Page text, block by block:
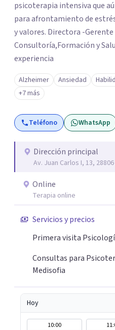
psicoterapia intensiva que
para afrontamiento de
y valores. Directora -Gerente
Consultoría,Formación y
experiencia
Alzheimer Ansiedad
+7 más
Teléfono WhatsApp
Dirección principal
Av. Juan Carlos I, 13,
Online
Terapia online
Servicios y precios
Primera visita
Consultas para
Medisofia
Hoy
10:00